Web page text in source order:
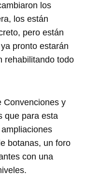
los
los están
pero están
pronto estarán
rehabilitando todo
Convenciones y
que para esta
botanas, un foro
con una